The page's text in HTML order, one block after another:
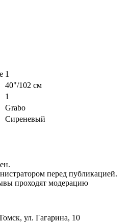
1
40"/102 см
1
Grabo
Сиреневый
перед публикацией.
проходят модерацию
ул. Гагарина, 10